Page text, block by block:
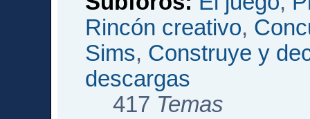
Rincón creativo,
Sims, Construye y
descargas
417 Temas